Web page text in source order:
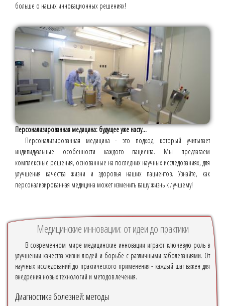
больше о наших инновационных решениях!
Персонализированная медицина: будущее уже насту...
Персонализированная медицина - это подход, который учитывает
индивидуальные особенности каждого пациента. Мы предлагаем
комплексные решения, основанные на последних научных исследованиях, для
улучшения качества жизни и здоровья наших пациентов. Узнайте, как
персонализированная медицина может изменить вашу жизнь к лучшему!
Медицинские инновации: от идеи до практики
В современном мире медицинские инновации играют ключевую роль в
улучшении качества жизни людей и борьбе с различными заболеваниями. От
научных исследований до практического применения - каждый шаг важен для
внедрения новых технологий и методов лечения.
Диагностика болезней: методы